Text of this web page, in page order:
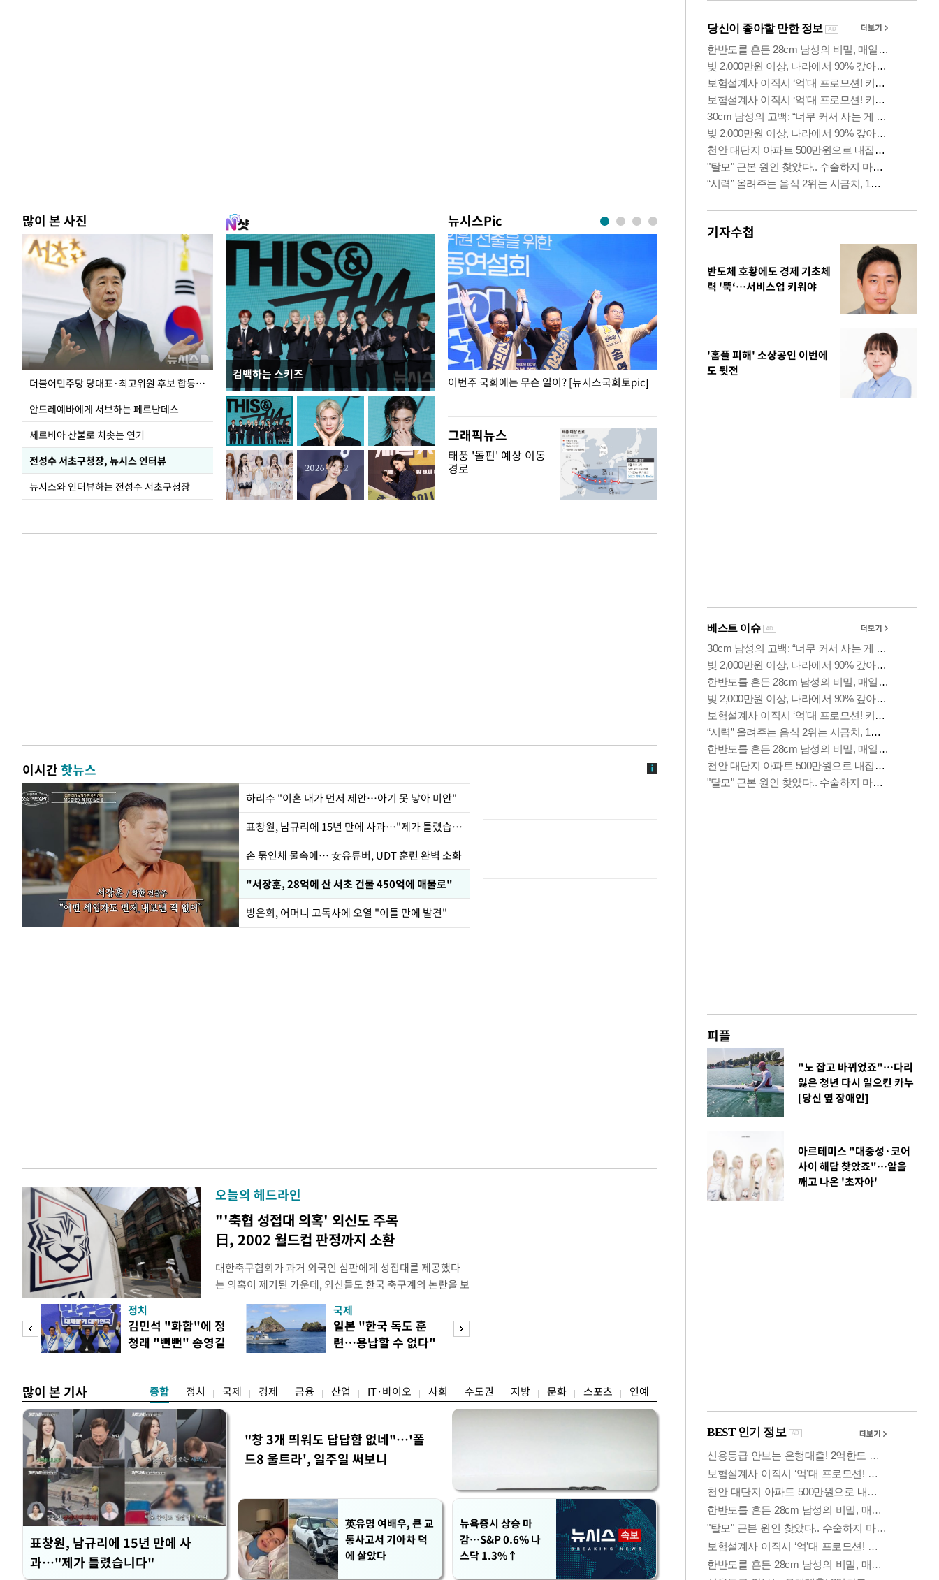
많이 본 사진
더불어민주당 당대표·최고위원 후보 합동연설회
안드레예바에게 서브하는 페르난데스
세르비아 산불로 치솟는 연기
전성수 서초구청장, 뉴시스 인터뷰
뉴시스와 인터뷰하는 전성수 서초구청장
컴백하는 스키즈
뉴시스Pic
이 대통령, 국가폭력 피해자에 위로·사과…"국가
가 책임지고 치유"
이번주 국회에는 무슨 일이? [뉴시스국회토pic] 사진으로 보는
그래픽뉴스
태풍 '돌핀' 예상 이동
경로
이시간핫뉴스
하리수 "이혼 내가 먼저 제안…아기 못 낳아 미안"
표창원, 남규리에 15년 만에 사과…"제가 틀렸습니다"
손 묶인채 물속에… 女유튜버, UDT 훈련 완벽 소화
"서장훈, 28억에 산 서초 건물 450억에 매물로"
방은희, 어머니 고독사에 오열 "이틀 만에 발견"
오늘의 헤드라인
"'축협 성접대 의혹' 외신도 주목
日, 2002 월드컵 판정까지 소환
대한축구협회가 과거 외국인 심판에게 성접대를 제공했다
는 의혹이 제기된 가운데, 외신들도 한국 축구계의 논란을 보
도하면서 파장이 커지고 있다. 지난 6일 JTBC는 문화체육관
광부가 2016년 작성한 감사보고서를 바탕으로 축구협회가
2011년 3월부터 2012년 3월까지 1년 동안 국가대표팀 경기
에 참여한 외국인 심판들에게 성접대를 한 정황이 드러났다
정치
김민석 "화합"에 정
청래 "뻔뻔" 송영길
국제
일본 "한국 독도 훈
련…용납할 수 없다"
많이 본 기사 종합 정치 국제 경제 금융 산업 IT·바이오 사회 수도권 지방 문화 스포츠 연예
표창원, 남규리에 15년 만에 사
과…"제가 틀렸습니다"
"창 3개 띄워도 답답함 없네"…'폴
드8 울트라', 일주일 써보니
英유명 여배우, 큰 교
통사고서 기아차 덕
에 살았다
뉴욕증시 상승 마
감…S&P 0.6% 나
스닥 1.3%↑
기자수첩
반도체 호황에도 경제 기초체
력 '뚝‘…서비스업 키워야
'홈플 피해' 소상공인 이번에
도 뒷전
피플
"노 잡고 바뀌었죠"…다리
잃은 청년 다시 일으킨 카누
[당신 옆 장애인]
아르테미스 "대중성·코어
사이 해답 찾았죠"…알을
깨고 나온 '초자아'